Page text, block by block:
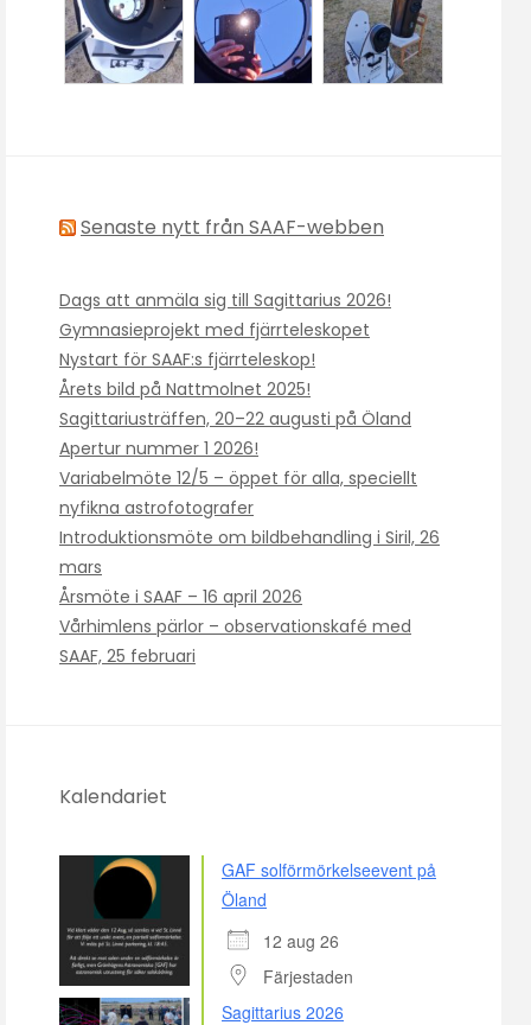
Senaste nytt från SAAF-webben
Dags att anmäla sig till Sagittarius 2026!
Gymnasieprojekt med fjärrteleskopet
Nystart för SAAF:s fjärrteleskop!
Årets bild på Nattmolnet 2025!
Sagittariusträffen, 20–22 augusti på Öland
Apertur nummer 1 2026!
Variabelmöte 12/5 – öppet för alla, speciellt
nyfikna astrofotografer
Introduktionsmöte om bildbehandling i Siril, 26
mars
Årsmöte i SAAF – 16 april 2026
Vårhimlens pärlor – observationskafé med
SAAF, 25 februari
Kalendariet
GAF solförmörkelseevent på
Öland
12 aug 26
Färjestaden
Sagittarius 2026